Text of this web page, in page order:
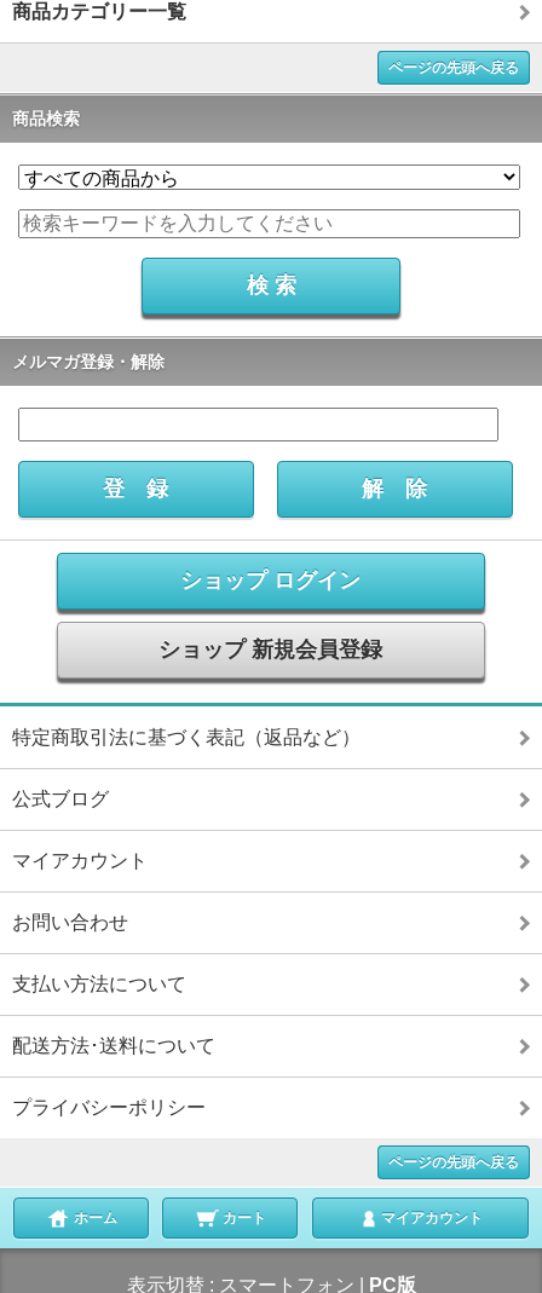
商品カテゴリー一覧
ページの先頭へ戻る
商品検索
メルマガ登録・解除
ショップ ログイン
ショップ 新規会員登録
特定商取引法に基づく表記（返品など）
公式ブログ
マイアカウント
お問い合わせ
支払い方法について
配送方法･送料について
プライバシーポリシー
ページの先頭へ戻る
ホーム カート マイアカウント
表示切替 : スマートフォン PC版